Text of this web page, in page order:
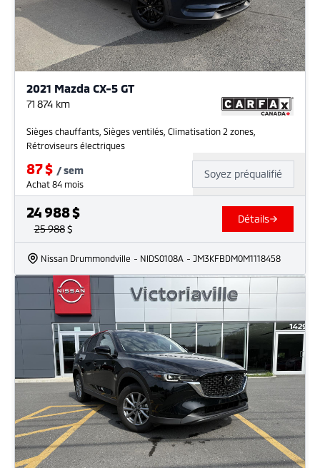
2021 Mazda CX-5 GT
71 874 km
Sièges chauffants, Sièges ventilés, Climatisation 2 zones,
Rétroviseurs électriques
87$ /sem
Achat 84 mois
Soyez préqualifié
24 988$
25 988$
Détails
Nissan Drummondville - NIDS0108A - JM3KFBDM0M1118458